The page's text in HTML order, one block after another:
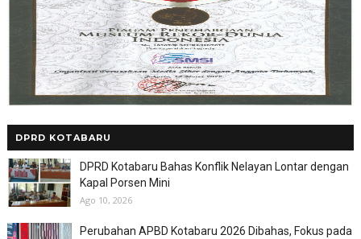
DPRD KOTABARU
DPRD Kotabaru Bahas Konflik Nelayan Lontar dengan
Kapal Porsen Mini
Ago 10, 2026
Perubahan APBD Kotabaru 2026 Dibahas, Fokus pada